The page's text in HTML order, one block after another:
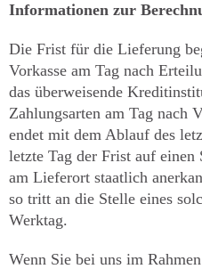
Informationen zur
Die Frist für die Lieferung
Vorkasse am Tag nach
das überweisende
Zahlungsarten am Tag nach
endet mit dem Ablauf des
letzte Tag der Frist auf einen
am Lieferort staatlich
so tritt an die Stelle eines
Werktag.
Wenn Sie bei uns im